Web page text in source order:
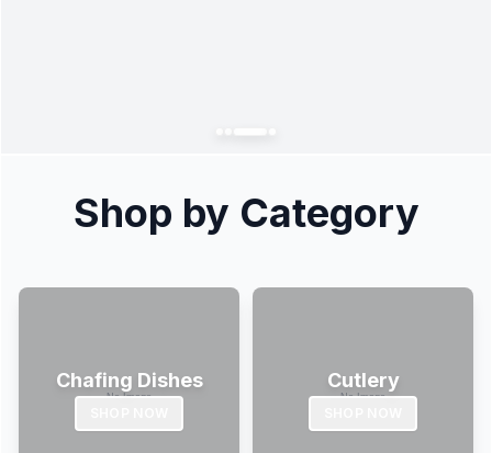
Shop by Category
Chafing Dishes Cutlery